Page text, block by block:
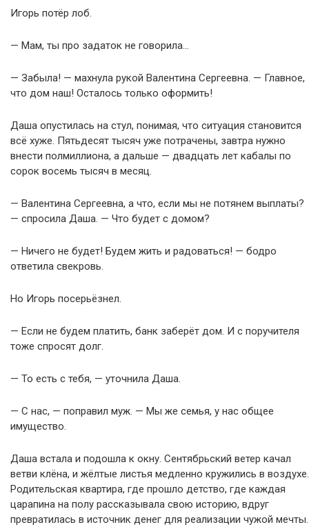
Игорь потёр лоб.
— Мам, ты про задаток не говорила…
— Забыла! — махнула рукой Валентина Сергеевна. — Главное,
что дом наш! Осталось только оформить!
Даша опустилась на стул, понимая, что ситуация становится
всё хуже. Пятьдесят тысяч уже потрачены, завтра нужно
внести полмиллиона, а дальше — двадцать лет кабалы по
сорок восемь тысяч в месяц.
— Валентина Сергеевна, а что, если мы не потянем выплаты?
— спросила Даша. — Что будет с домом?
— Ничего не будет! Будем жить и радоваться! — бодро
ответила свекровь.
Но Игорь посерьёзнел.
— Если не будем платить, банк заберёт дом. И с поручителя
тоже спросят долг.
— То есть с тебя, — уточнила Даша.
— С нас, — поправил муж. — Мы же семья, у нас общее
имущество.
Даша встала и подошла к окну. Сентябрьский ветер качал
ветви клёна, и жёлтые листья медленно кружились в воздухе.
Родительская квартира, где прошло детство, где каждая
царапина на полу рассказывала свою историю, вдруг
превратилась в источник денег для реализации чужой мечты.